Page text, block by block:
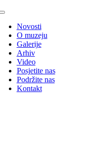
Novosti
O muzeju
Galerije
Arhiv
Video
Posjetite nas
Podržite nas
Kontakt